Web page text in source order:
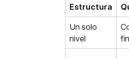
Estructura
Un solo
nivel